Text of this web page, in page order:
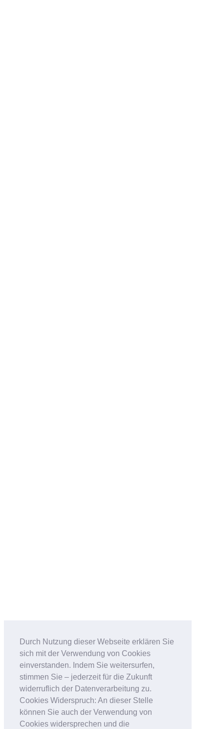
Durch Nutzung dieser Webseite erklären Sie
sich mit der Verwendung von Cookies
einverstanden. Indem Sie weitersurfen,
stimmen Sie – jederzeit für die Zukunft
widerruflich der Datenverarbeitung zu.
Cookies Widerspruch: An dieser Stelle
können Sie auch der Verwendung von
Cookies widersprechen und die